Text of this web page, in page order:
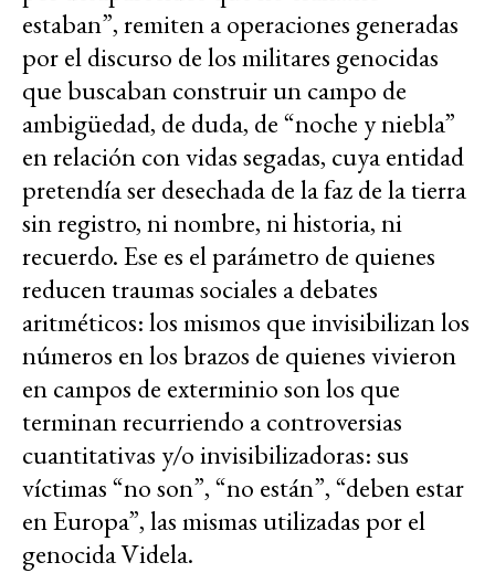
estaban”, remiten a operaciones generadas
por el discurso de los militares genocidas
que buscaban construir un campo de
ambigüedad, de duda, de “noche y niebla”
en relación con vidas segadas, cuya entidad
pretendía ser desechada de la faz de la tierra
sin registro, ni nombre, ni historia, ni
recuerdo. Ese es el parámetro de quienes
reducen traumas sociales a debates
aritméticos: los mismos que invisibilizan los
números en los brazos de quienes vivieron
en campos de exterminio son los que
terminan recurriendo a controversias
cuantitativas y/o invisibilizadoras: sus
víctimas “no son”, “no están”, “deben estar
en Europa”, las mismas utilizadas por el
genocida Videla.